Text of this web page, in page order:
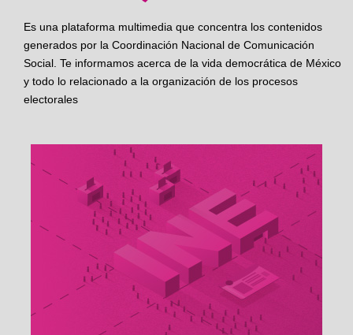
Es una plataforma multimedia que concentra los contenidos
generados por la Coordinación Nacional de Comunicación
Social. Te informamos acerca de la vida democrática de México
y todo lo relacionado a la organización de los procesos
electorales